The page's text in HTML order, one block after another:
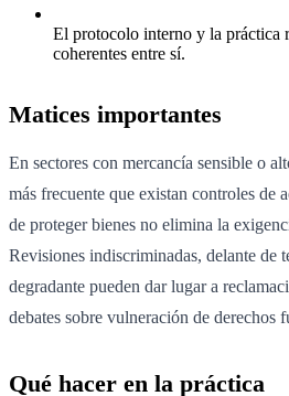
El protocolo interno y la práctica
coherentes entre sí.
Matices importantes
En sectores con mercancía sensible o
más frecuente que existan controles de
de proteger bienes no elimina la
Revisiones indiscriminadas, delante de
degradante pueden dar lugar a
debates sobre vulneración de derechos
Qué hacer en la práctica